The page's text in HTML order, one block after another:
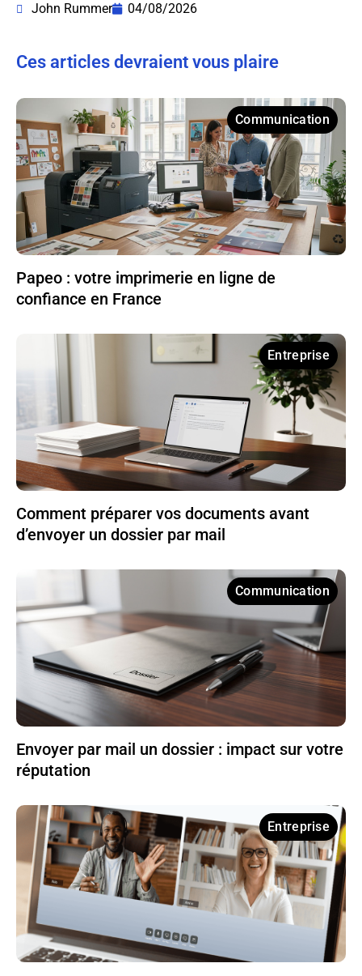
John Rummer
04/08/2026
Ces articles devraient vous plaire
Communication
Papeo : votre imprimerie en ligne de
confiance en France
Entreprise
Comment préparer vos documents avant
d’envoyer un dossier par mail
Communication
Envoyer par mail un dossier : impact sur votre
réputation
Entreprise